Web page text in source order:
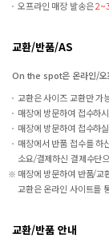
오프라인 매장 발송은
교환/반품/AS
On the spot은 온라인/오
교환은 사이즈 교환만 가
매장에 방문하여 접수하
매장에 방문하여 접수하
매장에서 반품 접수를 하
소요/결제하신 결제수단
매장에 방문하여 반품/교
교환은 온라인 사이트를
교환/반품 안내